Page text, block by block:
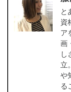
と
資
ア
画
し
立
や
る